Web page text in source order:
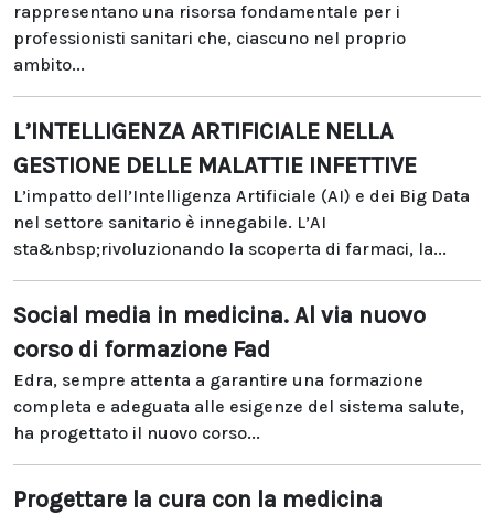
rappresentano una risorsa fondamentale per i
professionisti sanitari che, ciascuno nel proprio
ambito...
L’INTELLIGENZA ARTIFICIALE NELLA
GESTIONE DELLE MALATTIE INFETTIVE
L’impatto dell’Intelligenza Artificiale (AI) e dei Big Data
nel settore sanitario è innegabile. L’AI
sta&nbsp;rivoluzionando la scoperta di farmaci, la...
Social media in medicina. Al via nuovo
corso di formazione Fad
Edra, sempre attenta a garantire una formazione
completa e adeguata alle esigenze del sistema salute,
ha progettato il nuovo corso...
Progettare la cura con la medicina